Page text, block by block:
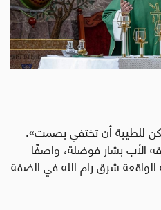
للطيبة أن تختفي بصمت».
الأب بشار فوضلة، واصفًا
شرق رام الله في الضفة